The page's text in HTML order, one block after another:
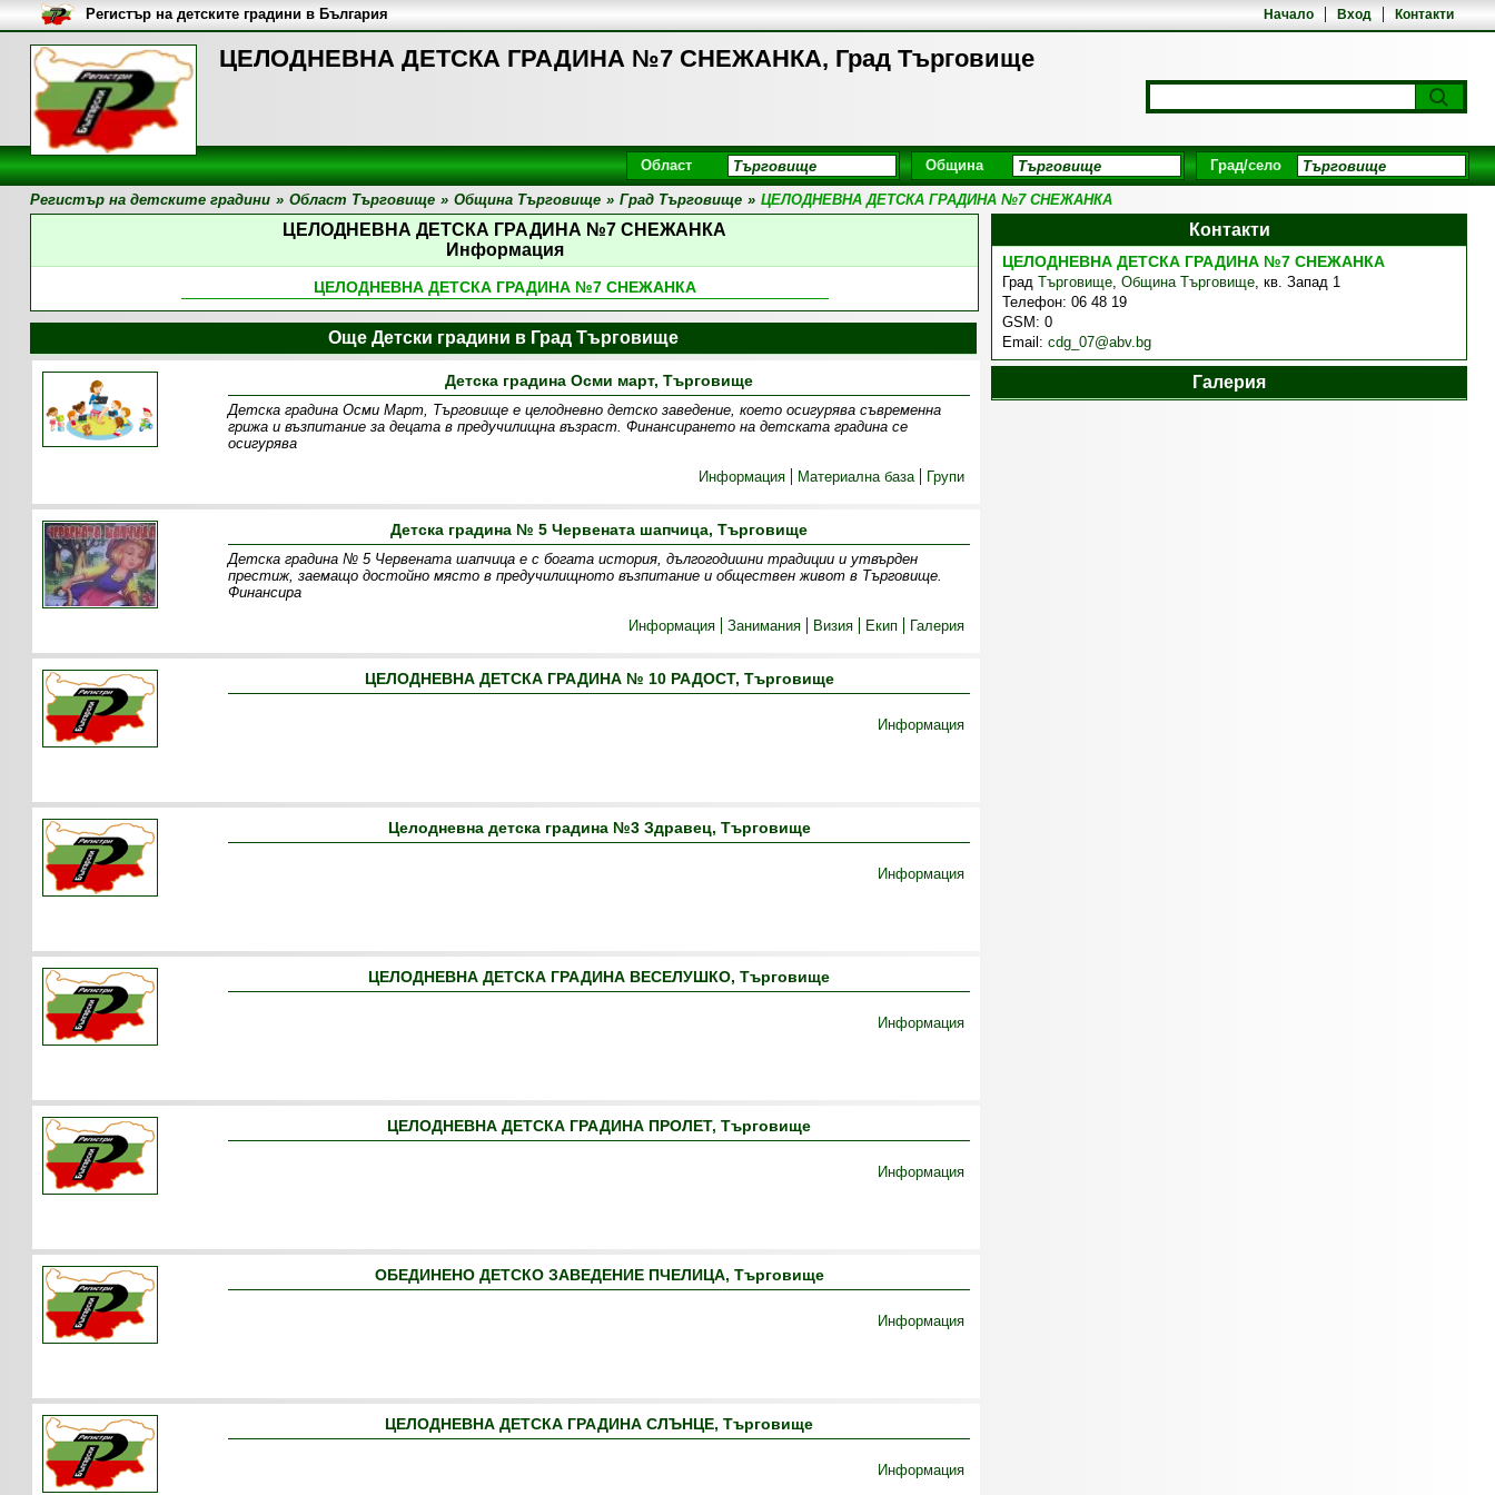
ЦЕЛОДНЕВНА ДЕТСКА ГРАДИНА №7 СНЕЖАНКА, Град Търговище
Начало Вход Контакти
Регистър на детските градини в България
Област Община Град/село
Регистър на детските градини » Област Търговище » Община Търговище » Град Търговище » ЦЕЛОДНЕВНА ДЕТСКА ГРАДИНА №7 СНЕЖАНКА
ЦЕЛОДНЕВНА ДЕТСКА ГРАДИНА №7 СНЕЖАНКА
Информация
ЦЕЛОДНЕВНА ДЕТСКА ГРАДИНА №7 СНЕЖАНКА
Контакти
ЦЕЛОДНЕВНА ДЕТСКА ГРАДИНА №7 СНЕЖАНКА
Град Търговище, Община Търговище, кв. Запад 1
Телефон: 06 48 19
GSM: 0
Email: cdg_07@abv.bg
Галерия
Още Детски градини в Град Търговище
Детска градина Осми март, Търговище
Детска градина Осми Март, Търговище е целодневно детско заведение, което осигурява съвременна
грижа и възпитание за децата в предучилищна възраст. Финансирането на детската градина се
осигурява
Информация
Материална база Групи
Детска градина № 5 Червената шапчица, Търговище
Детска градина № 5 Червената шапчица е с богата история, дългогодишни традиции и утвърден
престиж, заемащо достойно място в предучилищното възпитание и обществен живот в Търговище.
Финансира
Информация
Занимания Визия Екип Галерия
ЦЕЛОДНЕВНА ДЕТСКА ГРАДИНА № 10 РАДОСТ, Търговище
Информация
Целодневна детска градина №3 Здравец, Търговище
Информация
ЦЕЛОДНЕВНА ДЕТСКА ГРАДИНА ВЕСЕЛУШКО, Търговище
Информация
ЦЕЛОДНЕВНА ДЕТСКА ГРАДИНА ПРОЛЕТ, Търговище
Информация
ОБЕДИНЕНО ДЕТСКО ЗАВЕДЕНИЕ ПЧЕЛИЦА, Търговище
Информация
ЦЕЛОДНЕВНА ДЕТСКА ГРАДИНА СЛЪНЦЕ, Търговище
Информация